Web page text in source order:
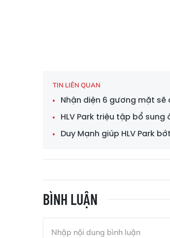
TIN LIÊN QUAN
Nhận diện 6 gương mặt
HLV Park triệu tập bổ sung
Duy Mạnh giúp HLV Park
BÌNH LUẬN